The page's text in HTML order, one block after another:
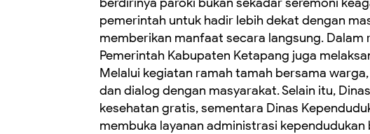
pemerintah untuk hadir lebih dekat dengan
memberikan manfaat secara langsung.
Pemerintah Kabupaten Ketapang juga
Melalui kegiatan ramah tamah bersama
dan dialog dengan masyarakat. Selain itu,
kesehatan gratis, sementara Dinas
membuka layanan administrasi